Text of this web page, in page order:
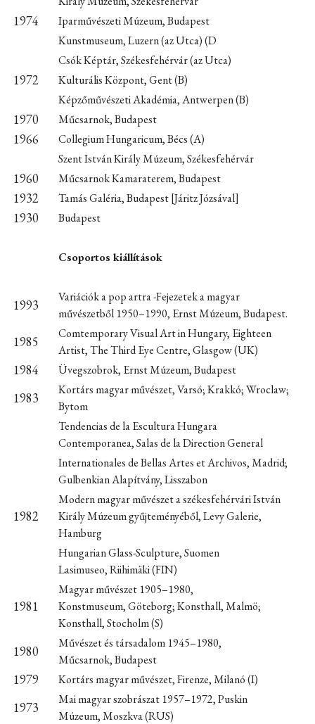
1974
Iparművészeti Múzeum, Budapest
Kunstmuseum, Luzern (az Utca) (D
Csók Képtár, Székesfehérvár (az Utca)
1972
Kulturális Központ, Gent (B)
Képzőművészeti Akadémia, Antwerpen (B)
1970 Műcsarnok, Budapest
1966
Collegium Hungaricum, Bécs (A)
Szent István Király Múzeum, Székesfehérvár
1960 Műcsarnok Kamaraterem, Budapest
1932 Tamás Galéria, Budapest [Járitz Józsával]
1930 Budapest
Csoportos kiállítások
1993
Variációk a pop artra -Fejezetek a magyar
művészetből 1950–1990, Ernst Múzeum, Budapest.
1985
Comtemporary Visual Art in Hungary, Eighteen
Artist, The Third Eye Centre, Glasgow (UK)
1984 Üvegszobrok, Ernst Múzeum, Budapest
1983
Kortárs magyar művészet, Varsó; Krakkó; Wroclaw;
Bytom
Tendencias de la Escultura Hungara
Contemporanea, Salas de la Direction General
Internationales de Bellas Artes et Archivos, Madrid;
Gulbenkian Alapítvány, Lisszabon
1982
Modern magyar művészet a székesfehérvári István
Király Múzeum gyűjteményéből, Levy Galerie,
Hamburg
Hungarian Glass-Sculpture, Suomen
Lasimuseo, Riihimäki (FIN)
1981
Magyar művészet 1905–1980,
Konstmuseum, Göteborg; Konsthall, Malmö;
Konsthall, Stocholm (S)
1980
Művészet és társadalom 1945–1980,
Műcsarnok, Budapest
1979 Kortárs magyar művészet, Firenze, Milanó (I)
1973
Mai magyar szobrászat 1957–1972, Puskin
Múzeum, Moszkva (RUS)